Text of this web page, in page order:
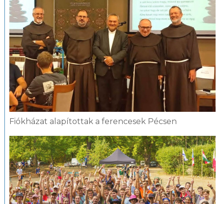
Fiókházat alapítottak a ferencesek Pécsen